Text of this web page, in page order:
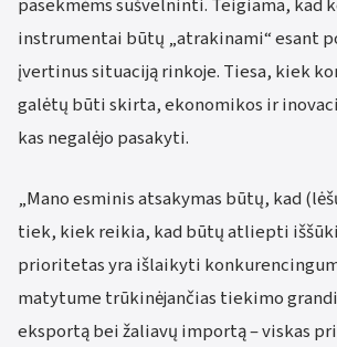
pasekmėms sušvelninti. Teigiama, kad
instrumentai būtų „atrakinami“ esant
įvertinus situaciją rinkoje. Tiesa, kiek
galėtų būti skirta, ekonomikos ir
kas negalėjo pasakyti.
„Mano esminis atsakymas būtų, kad
tiek, kiek reikia, kad būtų atliepti
prioritetas yra išlaikyti
matytume trūkinėjančias tiekimo
eksportą bei žaliavų importą – viskas